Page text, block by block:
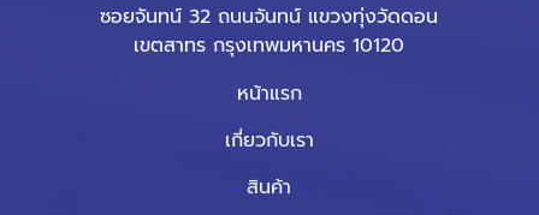
ซอยจันทน์ 32 ถนนจันทน์ แขวงทุ่งวัดดอน
เขตสาทร กรุงเทพมหานคร 10120
หน้าแรก
เกี่ยวกับเรา
สินค้า